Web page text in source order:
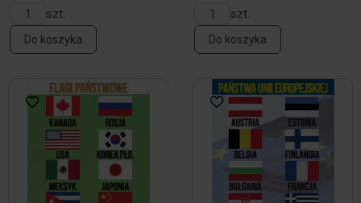
szt.
Do koszyka
szt.
Do koszyka